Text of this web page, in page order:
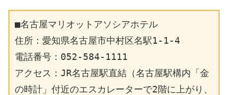
■名古屋マリオットアソシアホテル
住所：愛知県名古屋市中村区名駅1-1-4
電話番号：052-584-1111
アクセス：JR名古屋駅直結（名古屋駅構内「金
の時計」付近のエスカレーターで2階に上がり、